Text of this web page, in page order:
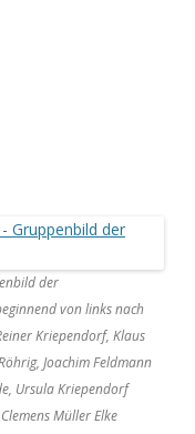
der
von links nach
Kriependorf, Klaus
Joachim Feldmann
Ursula Kriependorf
Müller Elke